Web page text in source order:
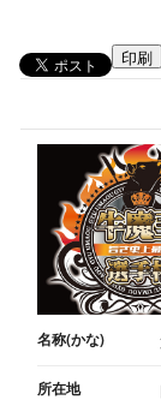
印刷
名称(かな)
所在地